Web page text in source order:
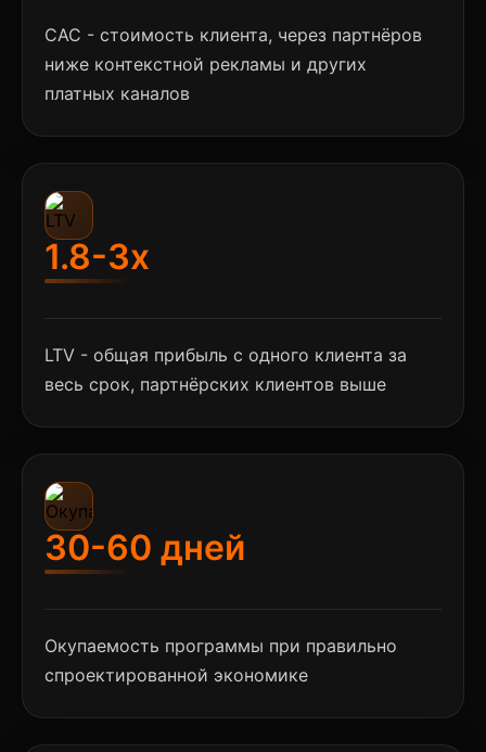
CAC - стоимость клиента, через партнёров
ниже контекстной рекламы и других
платных каналов
1.8-3x
LTV - общая прибыль с одного клиента за
весь срок, партнёрских клиентов выше
30-60 дней
Окупаемость программы при правильно
спроектированной экономике